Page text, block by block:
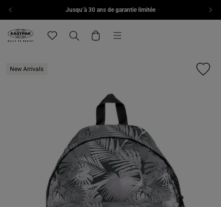
Aller au contenuJusqu’à 30 ans de garantie limitée
Eastpak, accéder à la page d'accueil de eu.eastpak.com
Menu
New Arrivals